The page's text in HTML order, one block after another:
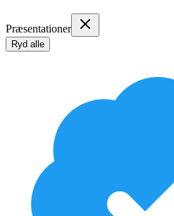
Præsentationer
Ryd alle